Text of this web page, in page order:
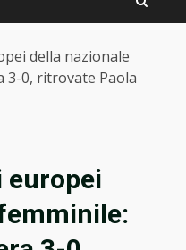
della nazionale
3-0, ritrovate Paola
europei